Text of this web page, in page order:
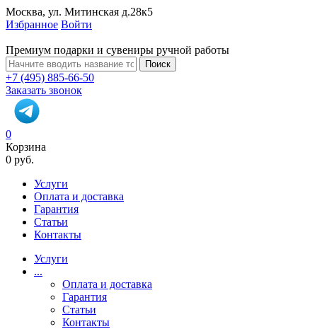
Москва, ул. Митинская д.28к5
Избранное Войти
Премиум подарки и сувениры ручной работы
Поиск
+7 (495) 885-66-50
Заказать звонок
0
Корзина
0 руб.
Услуги
Оплата и доставка
Гарантия
Статьи
Контакты
Услуги
...
Оплата и доставка
Гарантия
Статьи
Контакты